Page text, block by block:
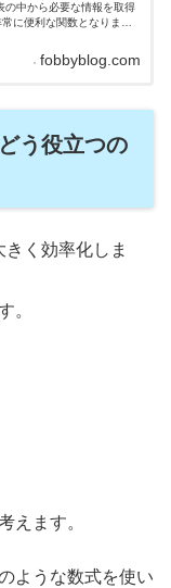
の中から必要な情報を取得
に便利な関数となりま
関数とは
検索値を表の縦方向で検
fobbyblog.com
う役立つの
く効率化しま
。
えます。
ような数式を使い